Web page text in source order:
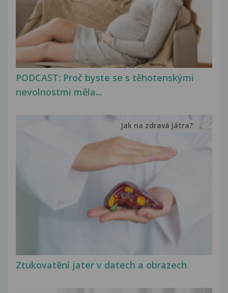
PODCAST: Proč byste se s těhotenskými
nevolnostmi měla...
Ztukovatění jater v datech a obrazech
Jak na zdravá játra?